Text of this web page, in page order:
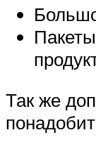
Так же